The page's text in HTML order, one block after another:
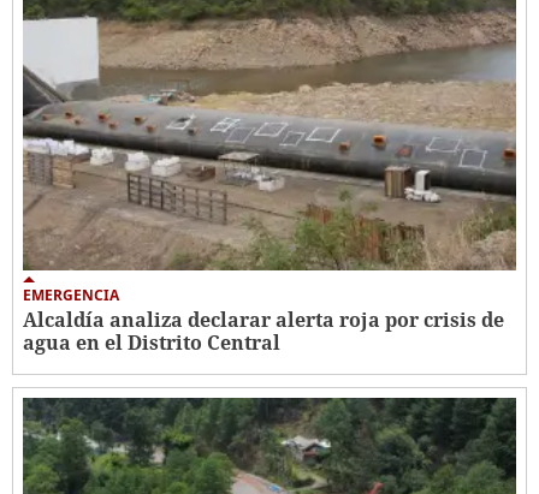
EMERGENCIA
Alcaldía analiza declarar alerta roja por crisis de
agua en el Distrito Central